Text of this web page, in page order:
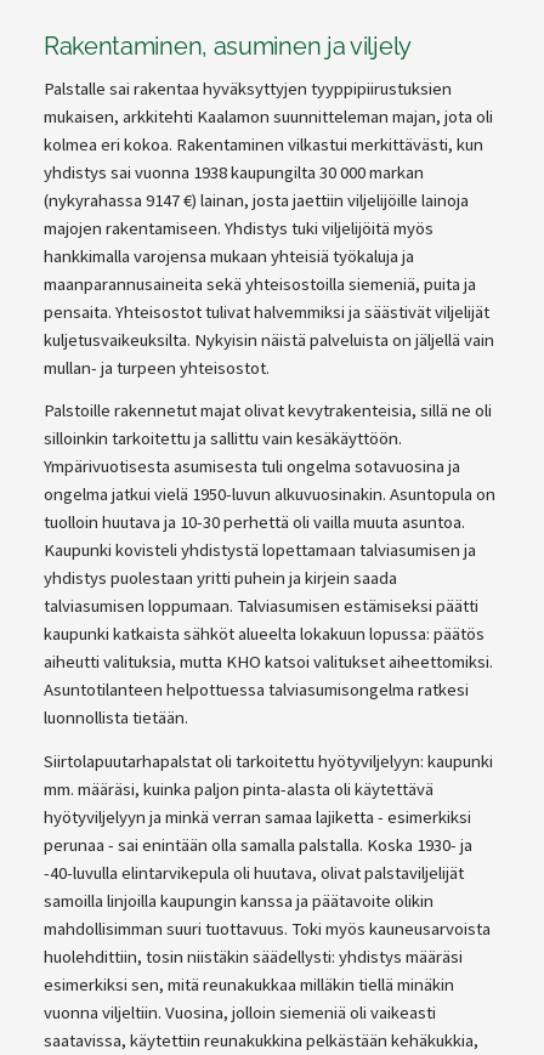
Rakentaminen, asuminen ja viljely
Palstalle sai rakentaa hyväksyttyjen tyyppipiirustuksien
mukaisen, arkkitehti Kaalamon suunnitteleman majan, jota oli
kolmea eri kokoa. Rakentaminen vilkastui merkittävästi, kun
yhdistys sai vuonna 1938 kaupungilta 30 000 markan
(nykyrahassa 9147 €) lainan, josta jaettiin viljelijöille lainoja
majojen rakentamiseen. Yhdistys tuki viljelijöitä myös
hankkimalla varojensa mukaan yhteisiä työkaluja ja
maanparannusaineita sekä yhteisostoilla siemeniä, puita ja
pensaita. Yhteisostot tulivat halvemmiksi ja säästivät viljelijät
kuljetusvaikeuksilta. Nykyisin näistä palveluista on jäljellä vain
mullan- ja turpeen yhteisostot.
Palstoille rakennetut majat olivat kevytrakenteisia, sillä ne oli
silloinkin tarkoitettu ja sallittu vain kesäkäyttöön.
Ympärivuotisesta asumisesta tuli ongelma sotavuosina ja
ongelma jatkui vielä 1950-luvun alkuvuosinakin. Asuntopula on
tuolloin huutava ja 10-30 perhettä oli vailla muuta asuntoa.
Kaupunki kovisteli yhdistystä lopettamaan talviasumisen ja
yhdistys puolestaan yritti puhein ja kirjein saada
talviasumisen loppumaan. Talviasumisen estämiseksi päätti
kaupunki katkaista sähköt alueelta lokakuun lopussa: päätös
aiheutti valituksia, mutta KHO katsoi valitukset aiheettomiksi.
Asuntotilanteen helpottuessa talviasumisongelma ratkesi
luonnollista tietään.
Siirtolapuutarhapalstat oli tarkoitettu hyötyviljelyyn: kaupunki
mm. määräsi, kuinka paljon pinta-alasta oli käytettävä
hyötyviljelyyn ja minkä verran samaa lajiketta - esimerkiksi
perunaa - sai enintään olla samalla palstalla. Koska 1930- ja
-40-luvulla elintarvikepula oli huutava, olivat palstaviljelijät
samoilla linjoilla kaupungin kanssa ja päätavoite olikin
mahdollisimman suuri tuottavuus. Toki myös kauneusarvoista
huolehdittiin, tosin niistäkin säädellysti: yhdistys määräsi
esimerkiksi sen, mitä reunakukkaa milläkin tiellä minäkin
vuonna viljeltiin. Vuosina, jolloin siemeniä oli vaikeasti
saatavissa, käytettiin reunakukkina pelkästään kehäkukkia,